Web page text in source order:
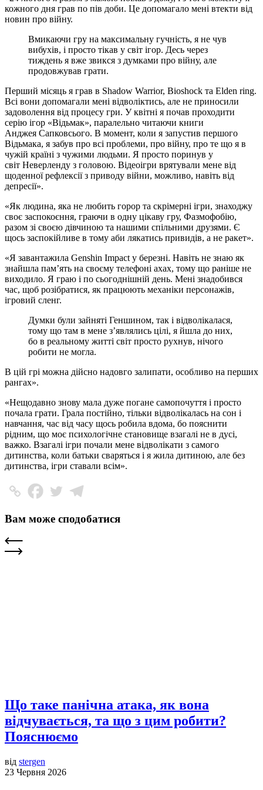
кожного дня грав по пів доби. Це допомагало мені втекти від
новин про війну.
Вмикаючи гру на максимальну гучність, я не чув
вибухів, і просто тікав у світ ігор. Десь через
тиждень я вже звикся з думками про війну, але
продовжував грати.
Перший місяць я грав в Shadow Warrior, Bioshock та Elden ring.
Всі вони допомагали мені відволіктись, але не приносили
задоволення від процесу гри. У квітні я почав проходити
серію ігор «Відьмак», паралельно читаючи книги
Анджея Сапковсього. В момент, коли я запустив першого
Відьмака, я забув про всі проблеми, про війну, про те що я в
чужій країні з чужими людьми. Я просто поринув у
світ Неверленду з головою. Відеоігри врятували мене від
щоденної рефлексії з приводу війни, можливо, навіть від
депресії».
«Як людина, яка не любить горор та скрімерні ігри, знаходжу
своє заспокоєння, граючи в одну цікаву гру, Фазмофобію,
разом зі своєю дівчиною та нашими спільними друзями. Є
щось заспокійливе в тому аби лякатись привидів, а не ракет».
«Я завантажила Genshin Impact у березні. Навіть не знаю як
знайшла пам’ять на своєму телефоні ахах, тому що раніше не
виходило. Я граю і по сьогоднішній день. Мені знадобився
час, щоб розібратися, як працюють механіки персонажів,
ігровий сленг.
Думки були зайняті Геншином, так і відволікалася,
тому що там в мене з’являлись цілі, я йшла до них,
бо в реальному житті світ просто рухнув, нічого
робити не могла.
В цій грі можна дійсно надовго залипати, особливо на перших
рангах».
«Нещодавно знову мала дуже погане самопочуття і просто
почала грати. Грала постійно, тільки відволікалась на сон і
навчання, час від часу щось робила вдома, бо пояснити
рідним, що моє психологічне становище взагалі не в дусі,
важко. Взагалі ігри почали мене відволікати з самого
дитинства, коли батьки сваряться і я жила дитиною, але без
дитинства, ігри ставали всім».
Вам може сподобатися
Що таке панічна атака, як вона
відчувається, та що з цим робити?
Пояснюємо
від stergen
23 Червня 2026